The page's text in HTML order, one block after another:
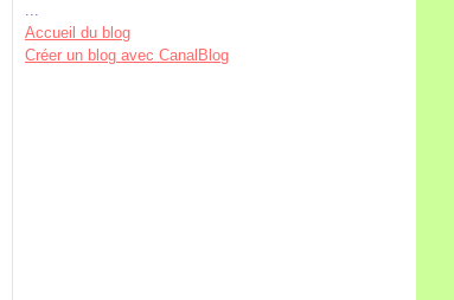
...
Accueil du blog
Créer un blog avec CanalBlog